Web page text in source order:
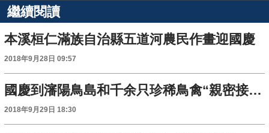
繼續閱讀
本溪桓仁滿族自治縣五道河農民作畫迎國慶
2018年9月28日 09:57
國慶到瀋陽鳥島和千余只珍稀鳥禽“親密接觸”
2018年9月29日 18:30